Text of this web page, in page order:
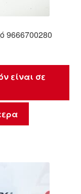
9666700280
είναι σε